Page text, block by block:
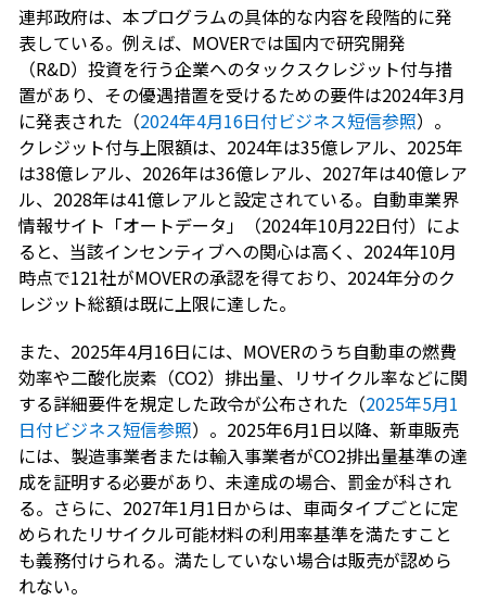
連邦政府は、本プログラムの具体的な内容を段階的に発
表している。例えば、MOVERでは国内で研究開発
（R&D）投資を行う企業へのタックスクレジット付与措
置があり、その優遇措置を受けるための要件は2024年3月
に発表された（2024年4月16日付ビジネス短信参照）。
クレジット付与上限額は、2024年は35億レアル、2025年
は38億レアル、2026年は36億レアル、2027年は40億レア
ル、2028年は41億レアルと設定されている。自動車業界
情報サイト「オートデータ」（2024年10月22日付）によ
ると、当該インセンティブへの関心は高く、2024年10月
時点で121社がMOVERの承認を得ており、2024年分のク
レジット総額は既に上限に達した。
また、2025年4月16日には、MOVERのうち自動車の燃費
効率や二酸化炭素（CO2）排出量、リサイクル率などに関
する詳細要件を規定した政令が公布された（2025年5月1
日付ビジネス短信参照）。2025年6月1日以降、新車販売
には、製造事業者または輸入事業者がCO2排出量基準の達
成を証明する必要があり、未達成の場合、罰金が科され
る。さらに、2027年1月1日からは、車両タイプごとに定
められたリサイクル可能材料の利用率基準を満たすこと
も義務付けられる。満たしていない場合は販売が認めら
れない。